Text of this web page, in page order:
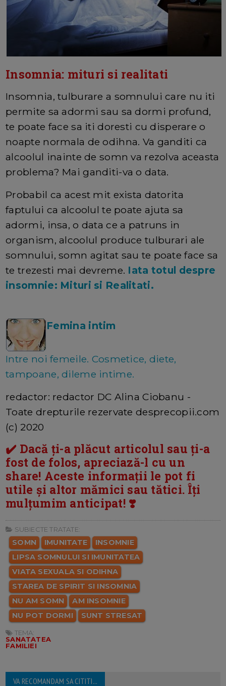
Insomnia: mituri si realitati
Insomnia, tulburare a somnului care nu iti
permite sa adormi sau sa dormi profund,
te poate face sa iti doresti cu disperare o
noapte normala de odihna. Va ganditi ca
alcoolul inainte de somn va rezolva aceasta
problema? Mai ganditi-va o data.
Probabil ca acest mit exista datorita
faptului ca alcoolul te poate ajuta sa
adormi, insa, o data ce a patruns in
organism, alcoolul produce tulburari ale
somnului, somn agitat sau te poate face sa
te trezesti mai devreme. Iata totul despre
insomnie: Mituri si Realitati.
Femina intim
Intre noi femeile. Cosmetice, diete,
tampoane, dileme intime.
redactor: redactor DC Alina Ciobanu -
Toate drepturile rezervate desprecopii.com
(c) 2020
✔️ Dacă ți-a plăcut articolul sau ți-a
fost de folos, apreciază-l cu un
share! Aceste informații le pot fi
utile și altor mămici sau tătici. Îți
mulțumim anticipat! ❣️
SUBIECTE TRATATE:
SOMN IMUNITATE
INSOMNIE
LIPSA SOMNULUI SI IMUNITATEA
VIATA SEXUALA SI ODIHNA
STAREA DE SPIRIT SI INSOMNIA
NU AM SOMN
AM INSOMNIE
NU POT DORMI
SUNT STRESAT
TEMA:
SANATATEA
FAMILIEI
VA RECOMANDAM SA CITITI...